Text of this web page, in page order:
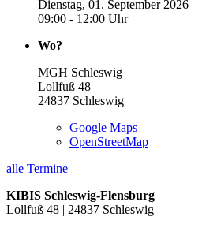
Dienstag, 01. September 2026
09:00 - 12:00 Uhr
Wo?
MGH Schleswig
Lollfuß 48
24837 Schleswig
Google Maps
OpenStreetMap
alle Termine
KIBIS Schleswig-Flensburg
Lollfuß 48 | 24837 Schleswig